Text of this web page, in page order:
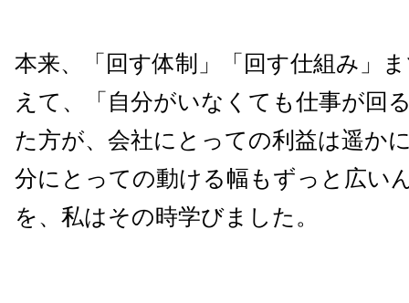
本来、「回す体制」「回す仕組み」
えて、「自分がいなくても仕事が回
た方が、会社にとっての利益は遥か
分にとっての動ける幅もずっと広い
を、私はその時学びました。